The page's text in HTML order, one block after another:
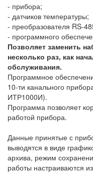
- прибора;
- датчиков температуры;
- преобразователя RS-
- программного
Позволяет заменить
несколько раз, как
обслуживания.
Программное
10-ти канального
ИТР1000И).
Программа позволяет
работой прибора.
Данные принятые с
выводятся в виде
архива, режим
работы настраиваются